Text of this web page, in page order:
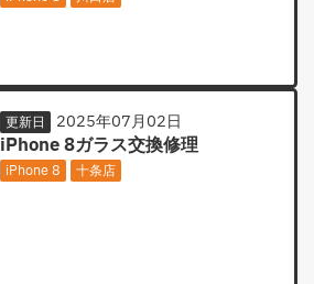
更新日 2025年07月02日
iPhone 8ガラス交換修理
iPhone 8 十条店